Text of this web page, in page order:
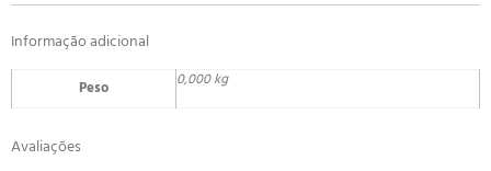
Informação adicional
Peso 0,000 kg
Avaliações